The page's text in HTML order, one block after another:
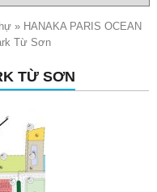
» HANAKA PARIS OCEAN
Từ Sơn
TỪ SƠN